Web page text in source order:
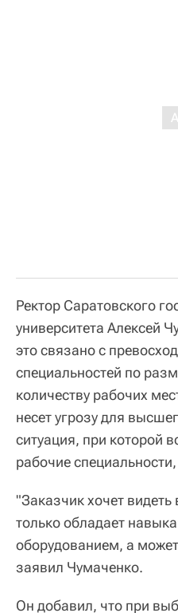
Ректор Саратовского
университета Алексей
это связано с
специальностей по
количеству рабочих
несет угрозу для
ситуация, при которой
рабочие
"Заказчик хочет
только обладает
оборудованием, а
заявил Чумаченко.
Он добавил, что при